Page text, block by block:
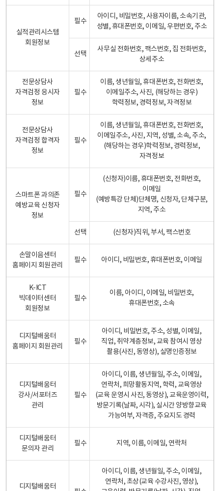
실적관리시스템
회원정보
필수
아이디, 비밀번호, 사용자이름, 소속기관,
성별, 휴대폰번호, 이메일, 우편번호, 주소
선택
사무실 전화번호, 팩스번호, 집 전화번호,
상세주소
전문상담사
자격검정 응시자
정보
필수
이름, 생년월일, 휴대폰번호, 전화번호,
이메일주소, 사진, (해당하는 경우)
학력정보, 경력정보, 자격정보
전문상담사
자격검정 합격자
정보
필수
이름, 생년월일, 휴대폰번호, 전화번호,
이메일주소, 사진, 지역, 성별, 소속, 주소,
(해당하는 경우)학력정보, 경력정보,
자격정보
스마트폰 과의존
예방교육 신청자
정보
필수
(신청자)이름, 휴대폰번호, 전화번호,
이메일
(예방특강 단체)단체명, 신청자, 단체구분,
지역, 주소
선택 (신청자)직위, 부서, 팩스번호
손말이음센터
홈페이지 회원관리
필수 아이디, 비밀번호, 휴대폰번호, 이메일
K-ICT
빅데이터센터
회원정보
필수
이름, 아이디, 이메일, 비밀번호,
휴대폰번호, 소속
디지털배움터
홈페이지 회원관리
필수
아이디, 비밀번호, 주소, 성별, 이메일,
직업, 취약계층정보, 교육 참여시 영상
촬용(사진, 동영상), 실명인증정보
디지털배움터
강사/서포터즈
관리
필수
아이디, 이름, 생년월일, 주소, 이메일,
연락처, 희망활동지역, 학력, 교육영상
(교육 운영시 사진, 동영상), 교육운영이력,
방문기록(날짜, 시각), 실시간 양방향교육
가능여부, 자격증, 주요지도 경력
디지털배움터
문의자 관리
필수 지역, 이름, 이메일, 연락처
디지털배움터
아이디, 이름, 생년월일, 주소, 이메일,
연락처, 초상(교육 수강사진, 영상),